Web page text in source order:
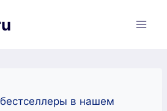
в нашем